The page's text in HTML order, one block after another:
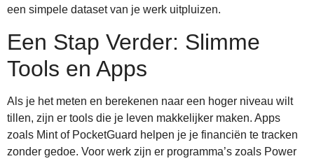
een simpele dataset van je werk uitpluizen.
Een Stap Verder: Slimme
Tools en Apps
Als je het meten en berekenen naar een hoger niveau wilt
tillen, zijn er tools die je leven makkelijker maken. Apps
zoals Mint of PocketGuard helpen je je financiën te tracken
zonder gedoe. Voor werk zijn er programma’s zoals Power